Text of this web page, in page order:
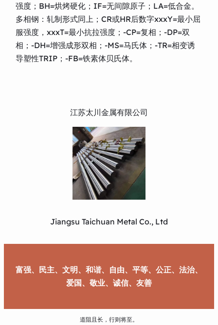
强度；BH=烘烤硬化；IF=无间隙原子；LA=低合金。
多相钢：轧制形式同上；CR或HR后数字xxxY=最小屈
服强度，xxxT=最小抗拉强度；-CP=复相；-DP=双
相；-DH=增强成形双相；-MS=马氏体；-TR=相变诱
导塑性TRIP；-FB=铁素体贝氏体。
江苏太川金属有限公司
Jiangsu Taichuan Metal Co., Ltd
富强、民主、文明、和谐、自由、平等、公正、法治、
爱国、敬业、诚信、友善
道阻且长，行则将至。